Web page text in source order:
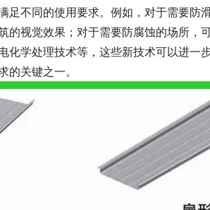
不同的使用要求。例如，对于需要
视觉效果；对于需要防腐蚀的场所
学处理技术等，这些新技术可以进一
关键之一。